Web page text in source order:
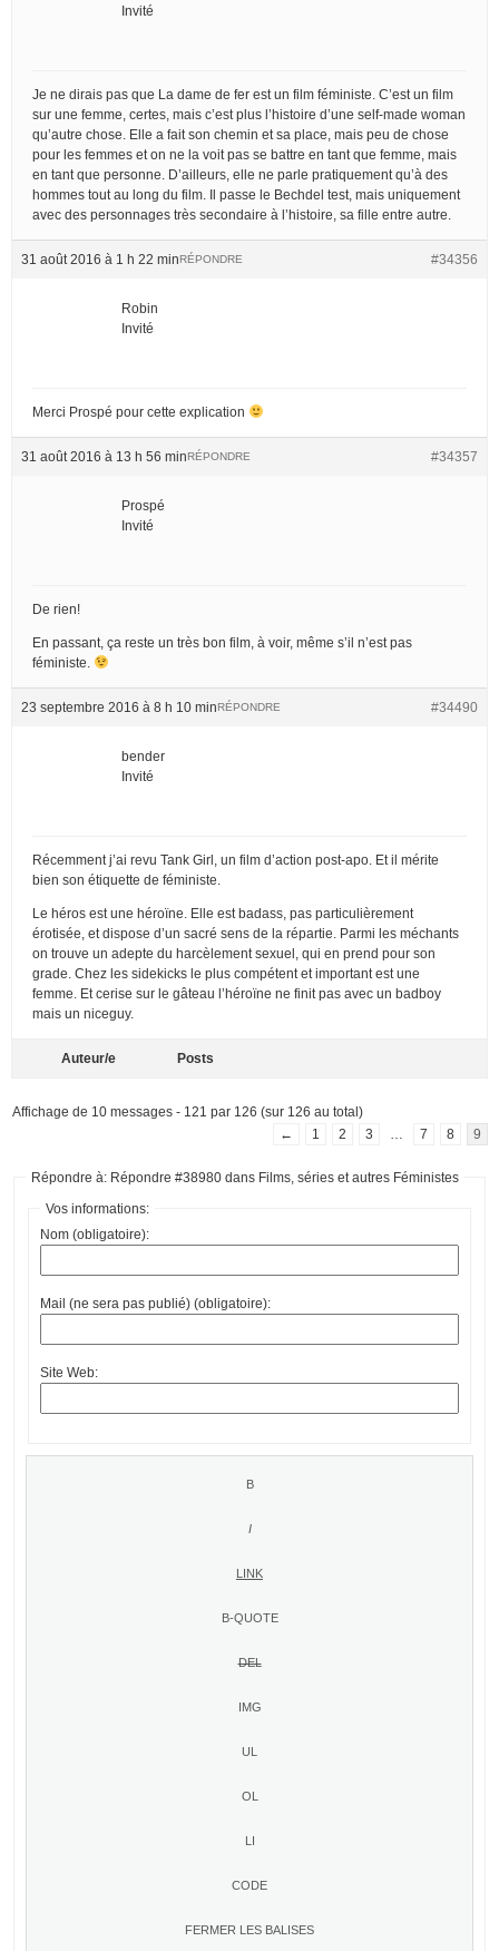
Invité
Je ne dirais pas que La dame de fer est un film féministe. C’est un film
sur une femme, certes, mais c’est plus l’histoire d’une self-made woman
qu’autre chose. Elle a fait son chemin et sa place, mais peu de chose
pour les femmes et on ne la voit pas se battre en tant que femme, mais
en tant que personne. D’ailleurs, elle ne parle pratiquement qu’à des
hommes tout au long du film. Il passe le Bechdel test, mais uniquement
avec des personnages très secondaire à l’histoire, sa fille entre autre.
31 août 2016 à 1 h 22 min #34356
RÉPONDRE
Robin
Invité
Merci Prospé pour cette explication
31 août 2016 à 13 h 56 min #34357
RÉPONDRE
Prospé
Invité
De rien!
En passant, ça reste un très bon film, à voir, même s’il n’est pas
féministe.
23 septembre 2016 à 8 h 10 min #34490
RÉPONDRE
bender
Invité
Récemment j’ai revu Tank Girl, un film d’action post-apo. Et il mérite
bien son étiquette de féministe.
Le héros est une héroïne. Elle est badass, pas particulièrement
érotisée, et dispose d’un sacré sens de la répartie. Parmi les méchants
on trouve un adepte du harcèlement sexuel, qui en prend pour son
grade. Chez les sidekicks le plus compétent et important est une
femme. Et cerise sur le gâteau l’héroïne ne finit pas avec un badboy
mais un niceguy.
Auteur/e Posts
Affichage de 10 messages - 121 par 126 (sur 126 au total)
←
1 2 3 7 8 9
Répondre à: Répondre #38980 dans Films, séries et autres Féministes
Vos informations:
Nom (obligatoire):
Mail (ne sera pas publié) (obligatoire):
Site Web: